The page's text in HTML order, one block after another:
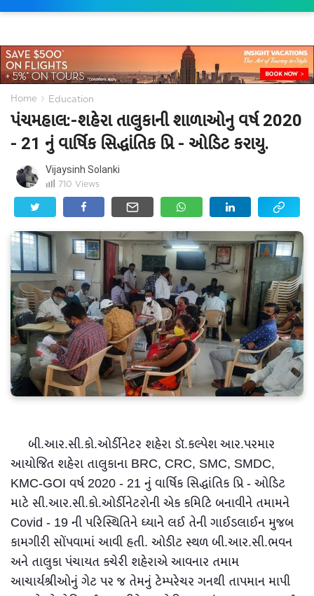
Home › Education
પંચમહાલ:-શહેરા તાલુકાની શાળાઓનુ વર્ષ 2020
- 21 નું વાર્ષિક સિદ્ધાંતિક પ્રિ - ઓડિટ કરાયુ.
Vijaysinh Solanki
710 Views
બી.આર.સી.કો.ઓર્ડીનેટર શહેરા ડૉ.કલ્પેશ આર.પરમાર
આયોજિત શહેરા તાલુકાના BRC, CRC, SMC, SMDC,
KMC-GOI વર્ષ 2020 - 21 નું વાર્ષિક સિદ્ધાંતિક પ્રિ - ઓડિટ
માટે સી.આર.સી.કો.ઓર્ડીનેટરોની એક કમિટિ બનાવીને તમામને
Covid - 19 ની પરિસ્થિતિને ધ્યાને લઈ તેની ગાઈડલાઈન મુજબ
કામગીરી સોંપવામાં આવી હતી. ઓડીટ સ્થળ બી.આર.સી.ભવન
અને તાલુકા પંચાયત કચેરી શહેરાએ આવનાર તમામ
આચાર્યશ્રીઓનું ગેટ પર જ તેમનું ટેમ્પરેચર ગનથી તાપમાન માપી